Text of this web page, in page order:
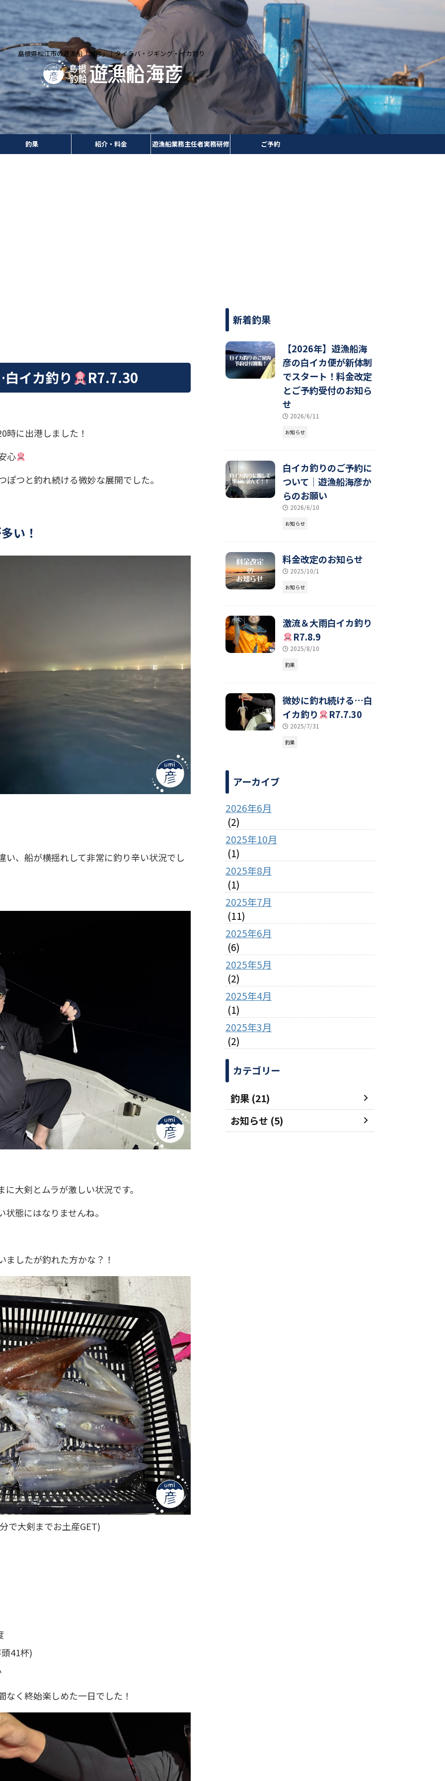
島根県松江市の遊漁船「海彦」｜タイラバ・ジギング・イカ釣り
釣果 紹介・料金 遊漁船業務主任者実務研修 ご予約
イカ釣り R7.7.30
時に出港しました！
心
つと釣れ続ける微妙な展開でした。
い！
い、船が横揺れして非常に釣り辛い状況でし
大剣とムラが激しい状況です。
態にはなりませんね。
したが釣れた方かな？！
で大剣までお土産GET)
41杯)
く終始楽しめた一日でした！
新着釣果
【2026年】遊漁船海
彦の白イカ便が新体制
でスタート！料金改定
とご予約受付のお知ら
せ
2026/6/11
お知らせ
白イカ釣りのご予約に
ついて｜遊漁船海彦か
らのお願い
2026/6/10
お知らせ
料金改定のお知らせ
2025/10/1
お知らせ
激流＆大雨白イカ釣り
R7.8.9
2025/8/10
釣果
微妙に釣れ続ける…白
イカ釣り
R7.7.30
2025/7/31
釣果
アーカイブ
2026年6月
(2)
2025年10月
(1)
2025年8月
(1)
2025年7月
(11)
2025年6月
(6)
2025年5月
(2)
2025年4月
(1)
2025年3月
(2)
カテゴリー
釣果 (21)
お知らせ (5)